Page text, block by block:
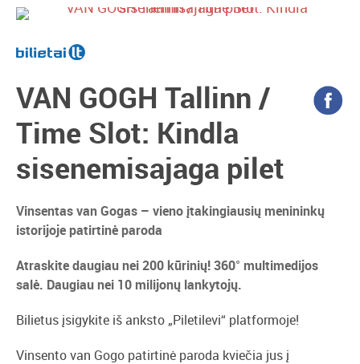
VAN GOGH Tallinn /
Time Slot: Kindla
sisenemisajaga pilet
Vinsentas van Gogas – vieno įtakingiausių menininkų
istorijoje patirtinė paroda
Atraskite daugiau nei 200 kūrinių! 360° multimedijos
salė. Daugiau nei 10 milijonų lankytojų.
Bilietus įsigykite iš anksto „Piletilevi“ platformoje!
Vinsento van Gogo patirtinė paroda kviečia jus į